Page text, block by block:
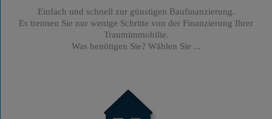
Einfach und schnell zur günstigen Baufinanzierung.
Es trennen Sie nur wenige Schritte von der Finanzierung Ihrer
Traumimmobilie.
Was benötigen Sie? Wählen Sie ...